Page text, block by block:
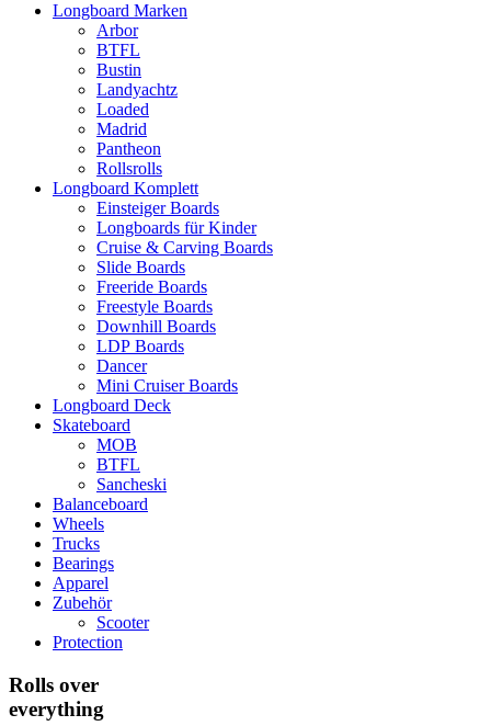
Longboard Marken
Arbor
BTFL
Bustin
Landyachtz
Loaded
Madrid
Pantheon
Rollsrolls
Longboard Komplett
Einsteiger Boards
Longboards für Kinder
Cruise & Carving Boards
Slide Boards
Freeride Boards
Freestyle Boards
Downhill Boards
LDP Boards
Dancer
Mini Cruiser Boards
Longboard Deck
Skateboard
MOB
BTFL
Sancheski
Balanceboard
Wheels
Trucks
Bearings
Apparel
Zubehör
Scooter
Protection
Rolls over
everything